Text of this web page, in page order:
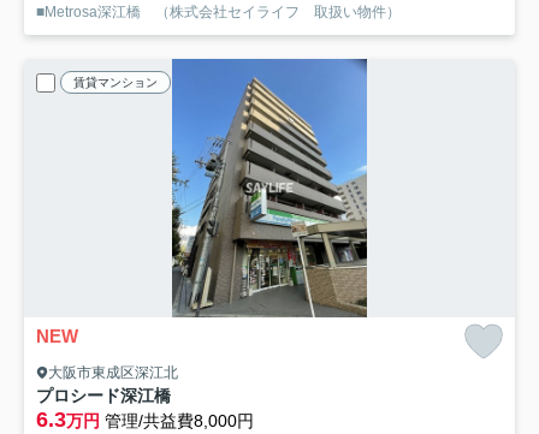
■Metrosa深江橋 （株式会社セイライフ 取扱い物件）
賃貸マンション
NEW
大阪市東成区深江北
プロシード深江橋
6.3万円 管理/共益費8,000円